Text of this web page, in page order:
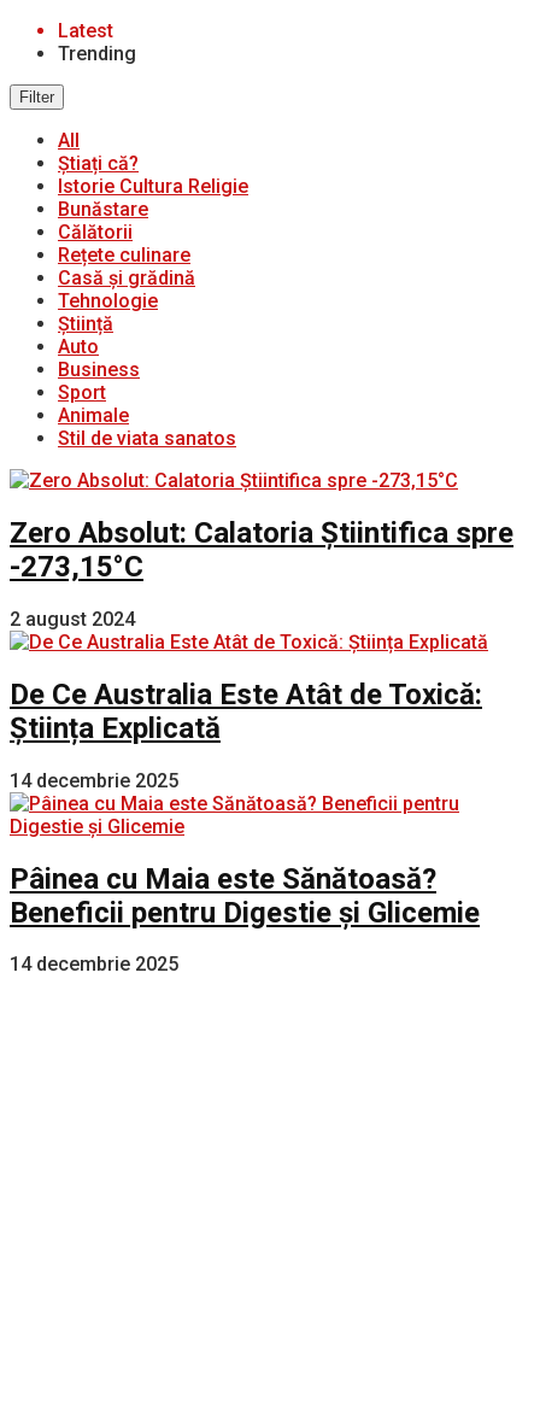
Latest
Trending
Filter
All
Știați că?
Istorie Cultura Religie
Bunăstare
Călătorii
Rețete culinare
Casă și grădină
Tehnologie
Știință
Auto
Business
Sport
Animale
Stil de viata sanatos
Zero Absolut: Calatoria Știintifica spre
-273,15°C
2 august 2024
De Ce Australia Este Atât de Toxică:
Știința Explicată
14 decembrie 2025
Pâinea cu Maia este Sănătoasă?
Beneficii pentru Digestie și Glicemie
14 decembrie 2025